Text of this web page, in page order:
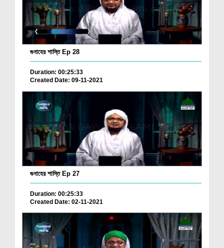
গুনাহের শাস্তি Ep 28
Duration: 00:25:33
Created Date: 09-11-2021
গুনাহের শাস্তি Ep 27
Duration: 00:25:33
Created Date: 02-11-2021